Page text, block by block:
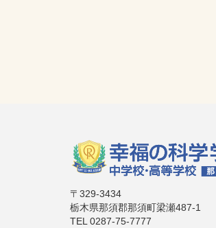
〒329-3434
栃木県那須郡那須町梁瀬487-1
TEL 0287-75-7777